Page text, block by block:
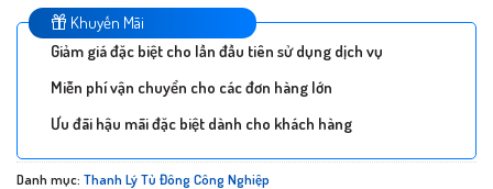
Khuyến Mãi
Giảm giá đặc biệt cho lần đầu tiên sử dụng dịch vụ
Miễn phí vận chuyển cho các đơn hàng lớn
Ưu đãi hậu mãi đặc biệt dành cho khách hàng
Danh mục: Thanh Lý Tủ Đông Công Nghiệp